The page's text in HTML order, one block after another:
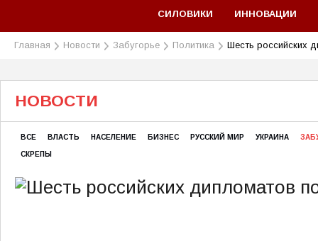
СИЛОВИКИ ИННОВАЦИИ
Главная Новости Забугорье Политика Шесть российских
НОВОСТИ
ВСЕ ВЛАСТЬ НАСЕЛЕНИЕ БИЗНЕС РУССКИЙ МИР УКРАИНА
СКРЕПЫ